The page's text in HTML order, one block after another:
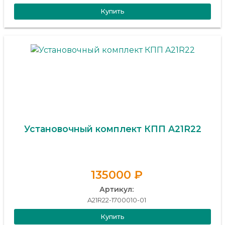
Купить
Установочный комплект КПП A21R22
135000 ₽
Артикул:
A21R22-1700010-01
Купить